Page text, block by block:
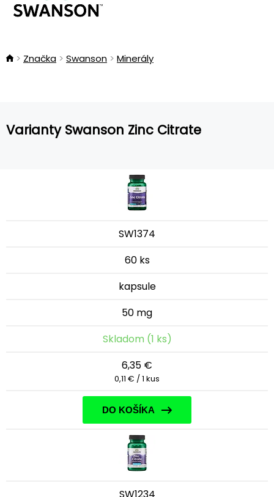
Značka Swanson Minerály
Varianty Swanson Zinc Citrate
SW1374
60 ks
kapsule
50 mg
Skladom (1 ks)
6,35 €
0,11 € / 1 kus
DO KOŠÍKA